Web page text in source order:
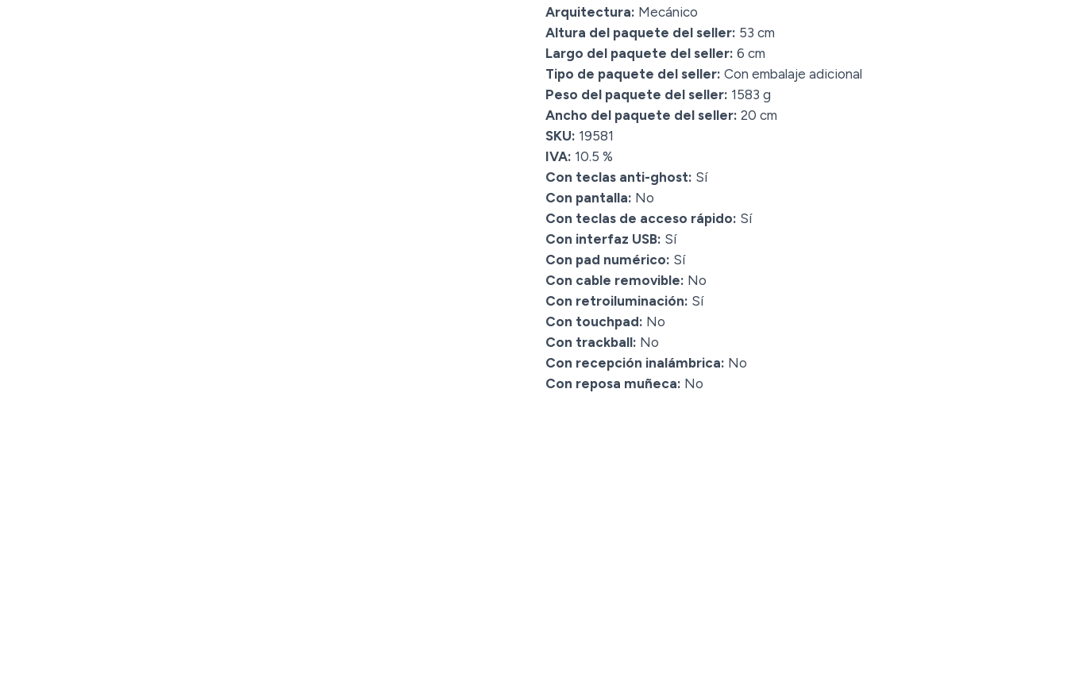
Arquitectura: Mecánico
Altura del paquete del seller: 53 cm
Largo del paquete del seller: 6 cm
Tipo de paquete del seller: Con embalaje adicional
Peso del paquete del seller: 1583 g
Ancho del paquete del seller: 20 cm
SKU: 19581
IVA: 10.5 %
Con teclas anti-ghost: Sí
Con pantalla: No
Con teclas de acceso rápido: Sí
Con interfaz USB: Sí
Con pad numérico: Sí
Con cable removible: No
Con retroiluminación: Sí
Con touchpad: No
Con trackball: No
Con recepción inalámbrica: No
Con reposa muñeca: No